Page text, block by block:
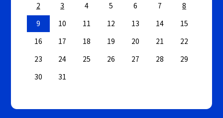
2
3 4 5 6 7
8
9
10 11 12 13 14
15
16
17 18 19 20 21
22
23
24 25 26 27 28
29
30
31